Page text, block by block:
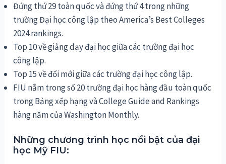
Đứng thứ 29 toàn quốc và đứng thứ 4 trong những
trường Đại học công lập theo America’s Best Colleges
2024 rankings.
Top 10 về giảng dạy đại học giữa các trường đại học
công lập.
Top 15 về đổi mới giữa các trường đại học công lập.
FIU nằm trong số 20 trường đại học hàng đầu toàn quốc
trong Bảng xếp hạng và College Guide and Rankings
hàng năm của Washington Monthly.
Những chương trình học nổi bật của đại
học Mỹ FIU: